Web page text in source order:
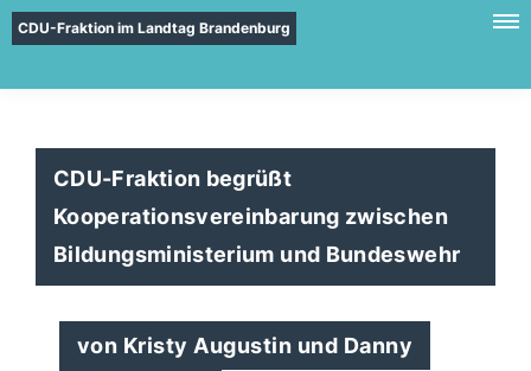
CDU-Fraktion im Landtag Brandenburg
CDU-Fraktion begrüßt
Kooperationsvereinbarung zwischen
Bildungsministerium und Bundeswehr
von Kristy Augustin und Danny